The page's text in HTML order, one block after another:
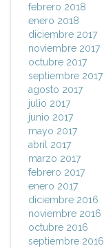
febrero 2018
enero 2018
diciembre 2017
noviembre 2017
octubre 2017
septiembre 2017
agosto 2017
julio 2017
junio 2017
mayo 2017
abril 2017
marzo 2017
febrero 2017
enero 2017
diciembre 2016
noviembre 2016
octubre 2016
septiembre 2016